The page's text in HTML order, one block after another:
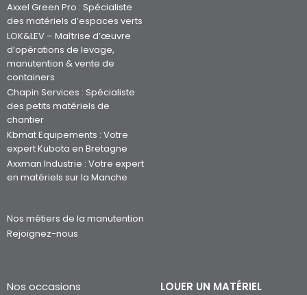
Axxel Green Pro : Spécialiste
des matériels d’espaces verts
LOK&LEV – Maîtrise d’œuvre
d’opérations de levage,
manutention & vente de
containers
Chapin Services : Spécialiste
des petits matériels de
chantier
Kbmat Equipements : Votre
expert Kubota en Bretagne
Axxman Industrie : Votre expert
en matériels sur la Manche
Nos métiers de la manutention
Rejoignez-nous
Nos occasions LOUER UN MATÉRIEL